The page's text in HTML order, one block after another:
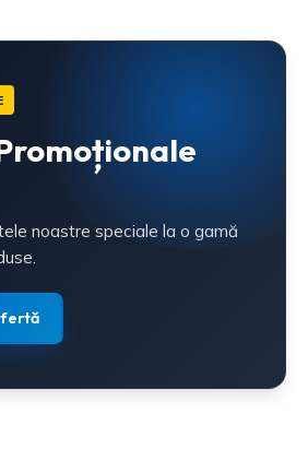
noastre speciale la o gamă